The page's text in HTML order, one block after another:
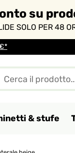
su
SOLO PER 48
& stufe